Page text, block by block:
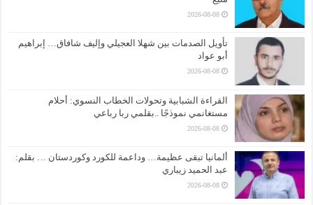
2026-08-08
تأويل الصدمات بين شهلا العجيلي وإليف شافاق… إبراهيم
أبو عواد
2026-08-08
القراءة الشبابية وتحولات الخطاب النسوي: أحلام
مستغانمي نموذجًا ..بقلمي ربا رباعي
2026-08-08
ألمانيا تبقى عظيمة… وداعمة للكورد وكوردستان … بقلم:
عبد الحميد زيباري
2026-08-08